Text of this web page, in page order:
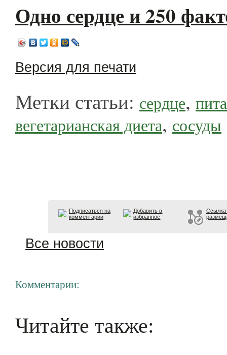
Одно сердце и 250
Версия для печати
Метки статьи: сердце,
вегетарианская диета, сосуды
Подписаться на
комментарии
Добавить в
избранное
Ссылка
Все новости
Комментарии:
Читайте также: